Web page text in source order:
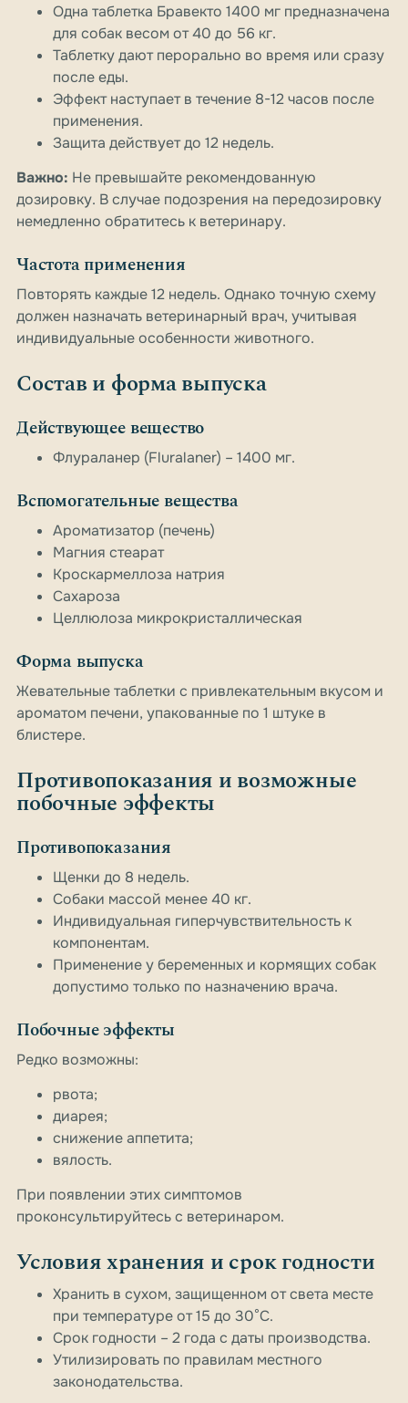
Одна таблетка Бравекто 1400 мг предназначена
для собак весом от 40 до 56 кг.
Таблетку дают перорально во время или сразу
после еды.
Эффект наступает в течение 8-12 часов после
применения.
Защита действует до 12 недель.
Важно: Не превышайте рекомендованную
дозировку. В случае подозрения на передозировку
немедленно обратитесь к ветеринару.
Частота применения
Повторять каждые 12 недель. Однако точную схему
должен назначать ветеринарный врач, учитывая
индивидуальные особенности животного.
Состав и форма выпуска
Действующее вещество
Флураланер (Fluralaner) – 1400 мг.
Вспомогательные вещества
Ароматизатор (печень)
Магния стеарат
Кроскармеллоза натрия
Сахароза
Целлюлоза микрокристаллическая
Форма выпуска
Жевательные таблетки с привлекательным вкусом и
ароматом печени, упакованные по 1 штуке в
блистере.
Противопоказания и возможные
побочные эффекты
Противопоказания
Щенки до 8 недель.
Собаки массой менее 40 кг.
Индивидуальная гиперчувствительность к
компонентам.
Применение у беременных и кормящих собак
допустимо только по назначению врача.
Побочные эффекты
Редко возможны:
рвота;
диарея;
снижение аппетита;
вялость.
При появлении этих симптомов
проконсультируйтесь с ветеринаром.
Условия хранения и срок годности
Хранить в сухом, защищенном от света месте
при температуре от 15 до 30°С.
Срок годности – 2 года с даты производства.
Утилизировать по правилам местного
законодательства.